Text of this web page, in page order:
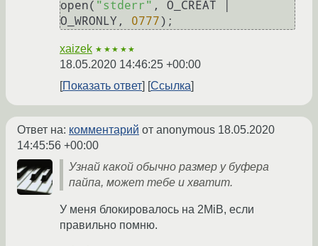
open( "stderr" , O_CREAT |
O_WRONLY, 0777
xaizek ★★★★★
18.05.2020 14:46:25 +00:00
Показать ответ
Ссылка
Ответ на: комментарий от anonymous 18.05.2020
14:45:56 +00:00
Узнай какой обычно размер у буфера
пайпа, может тебе и хватит.
У меня блокировалось на 2MiB, если
правильно помню.